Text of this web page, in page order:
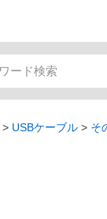
USBケーブル そ